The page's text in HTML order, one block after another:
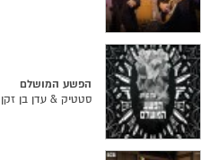
הפשע המושלם
סטטיק & עדן בן זקן